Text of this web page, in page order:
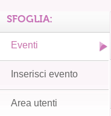
SFOGLIA:
Eventi
Inserisci evento
Area utenti